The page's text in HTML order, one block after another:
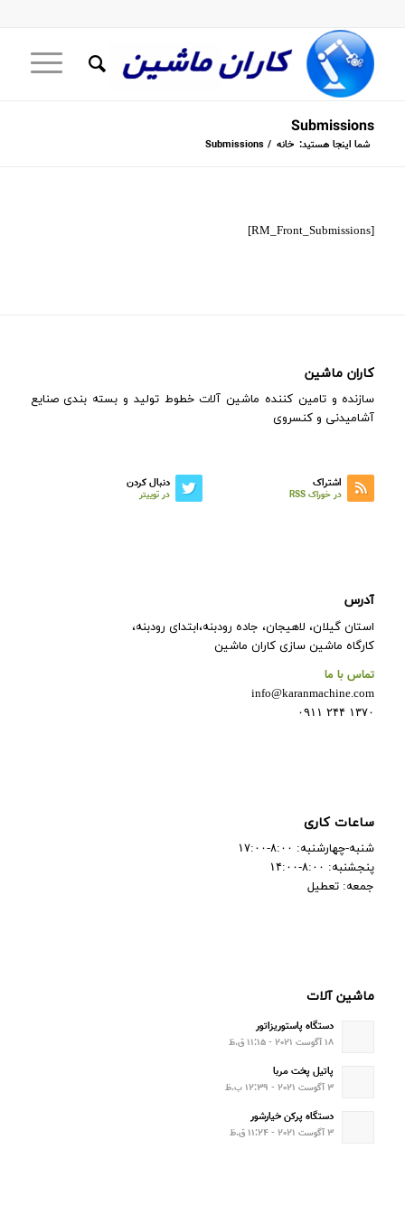
Submissions
شما اینجا هستید: خانه /
Submissions
[RM_Front_Submissions]
کاران ماشین
سازنده و تامین کننده ماشین آلات خطوط تولید و بسته بندی صنایع
آشامیدنی و کنسروی
دنبال کردن
در توییتر
اشتراک
در خوراک RSS
آدرس
استان گیلان، لاهیجان، جاده رودبنه،ابتدای رودبنه،
کارگاه ماشین سازی کاران ماشین
تماس با ما
info@karanmachine.com
۱۳۷۰ ۲۴۴ ۰۹۱۱
ساعات کاری
شنبه-چهارشنبه: ۸:۰۰-۱۷:۰۰
پنجشنبه: ۸:۰۰-۱۴:۰۰
جمعه: تعطیل
ماشین آلات
دستگاه پاستوریزاتور
۱۸ آگوست ۲۰۲۱ - ۱۱:۱۵ ق.ظ
پاتیل پخت مربا
۳ آگوست ۲۰۲۱ - ۱۲:۳۹ ب.ظ
دستگاه پرکن خیارشور
۳ آگوست ۲۰۲۱ - ۱۱:۲۴ ق.ظ